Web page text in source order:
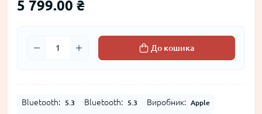
5 799.00 ₴
До кошика
Bluetooth: 5.3 Bluetooth: 5.3 Виробник: Apple